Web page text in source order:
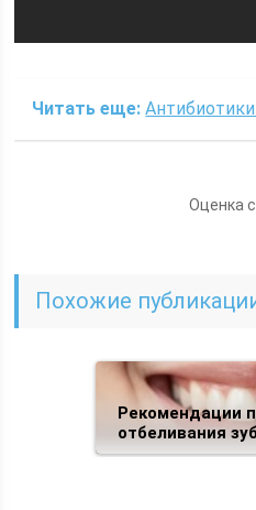
Читать еще:
Оценка
Похожие
Рекомендации
отбеливания